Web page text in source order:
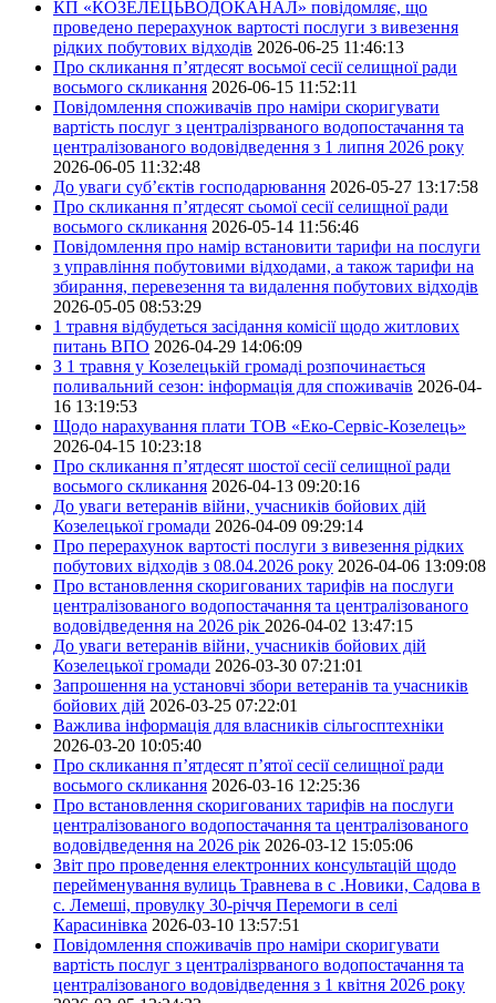
КП «КОЗЕЛЕЦЬВОДОКАНАЛ» повідомляє, що
проведено перерахунок вартості послуги з вивезення
рідких побутових відходів 2026-06-25 11:46:13
Про скликання п’ятдесят восьмої сесії селищної ради
восьмого скликання 2026-06-15 11:52:11
Повідомлення споживачів про наміри скоригувати
вартість послуг з централізрваного водопостачання та
централізованого водовідведення з 1 липня 2026 року
2026-06-05 11:32:48
До уваги суб’єктів господарювання 2026-05-27 13:17:58
Про скликання п’ятдесят сьомої сесії селищної ради
восьмого скликання 2026-05-14 11:56:46
Повідомлення про намір встановити тарифи на послуги
з управління побутовими відходами, а також тарифи на
збирання, перевезення та видалення побутових відходів
2026-05-05 08:53:29
1 травня відбудеться засідання комісії щодо житлових
питань ВПО 2026-04-29 14:06:09
З 1 травня у Козелецькій громаді розпочинається
поливальний сезон: інформація для споживачів 2026-04-
16 13:19:53
Щодо нарахування плати ТОВ «Еко-Сервіс-Козелець»
2026-04-15 10:23:18
Про скликання п’ятдесят шостої сесії селищної ради
восьмого скликання 2026-04-13 09:20:16
До уваги ветеранів війни, учасників бойових дій
Козелецької громади 2026-04-09 09:29:14
Про перерахунок вартості послуги з вивезення рідких
побутових відходів з 08.04.2026 року 2026-04-06 13:09:08
Про встановлення скоригованих тарифів на послуги
централізованого водопостачання та централізованого
водовідведення на 2026 рік 2026-04-02 13:47:15
До уваги ветеранів війни, учасників бойових дій
Козелецької громади 2026-03-30 07:21:01
Запрошення на установчі збори ветеранів та учасників
бойових дій 2026-03-25 07:22:01
Важлива інформація для власників сільгосптехніки
2026-03-20 10:05:40
Про скликання п’ятдесят п’ятої сесії селищної ради
восьмого скликання 2026-03-16 12:25:36
Про встановлення скоригованих тарифів на послуги
централізованого водопостачання та централізованого
водовідведення на 2026 рік 2026-03-12 15:05:06
Звіт про проведення електронних консультацій щодо
перейменування вулиць Травнева в с .Новики, Садова в
с. Лемеші, провулку 30-річчя Перемоги в селі
Карасинівка 2026-03-10 13:57:51
Повідомлення споживачів про наміри скоригувати
вартість послуг з централізрваного водопостачання та
централізованого водовідведення з 1 квітня 2026 року